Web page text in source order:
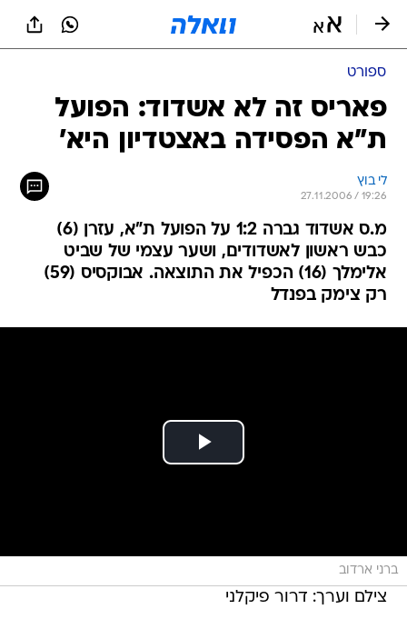
ספורט
פאריס זה לא אשדוד: הפועל
ת"א הפסידה באצטדיון היא'
לי בוץ
27.11.2006 / 19:26
מ.ס אשדוד גברה 1:2 על הפועל ת"א, עזרן (6)
כבש ראשון לאשדודים, ושער עצמי של שביט
אלימלך (16) הכפיל את התוצאה. אבוקסיס (59)
רק צימק בפנדל
ברני ארדוב
צילם וערך: דרור פיקלני